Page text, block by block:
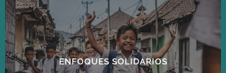
ENFOQUES SOLIDARIOS